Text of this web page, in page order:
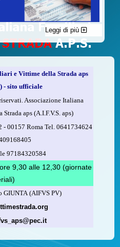
dell’A.I.F.V.S. a favore
giustizia ai superstiti ed ai
devolvere il 5 per mille della
730.
“Sostegno delle
sociale, delle associazioni
dell’A.I.F.V.S.:
fare
Leggi di più
e Vittime della Strada aps
- sito ufficiale
Associazione Italiana
aps (A.I.F.V.S. aps)
- 00157 Roma Tel. 0641734624
97184320584
9,30 alle 12,30 (giornate
GIUNTA (AIFVS PV)